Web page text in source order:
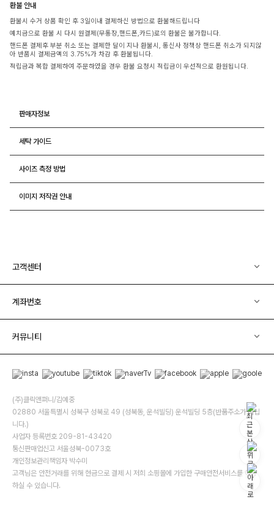
환불 안내
환불시 수거 상품 확인 후 3일이내 결제하신 방법으로 환불해드립니다
예치금으로 환불 시 다시 원결제(무통장,핸드폰,카드)로의 환불은 불가합니다.
핸드폰 결제후 부분 취소 또는 결제한 달이 지나 환불시, 통신사 정책상 핸드폰 취소가 되지않
아 반품시 결제금액의 3.75%가 차감 후 환불됩니다.
적립금과 복합 결제하여 주문하였을 경우 환불 요청시 적립금이 우선적으로 환원됩니다.
판매자정보
세탁 가이드
사이즈 측정 방법
이미지 저작권 안내
고객센터
계좌번호
커뮤니티
(주)클릭앤퍼니/김예중
02880 서울특별시 성북구 성북로 49 (성북동, 운석빌딩) 운석빌딩 5층(반품주소가 아닙
니다.)
사업자 등록번호 209-81-43420
통신판매업신고 서울성북-0073호
개인정보관리책임자 박수미
고객님은 안전거래를 위해 현금으로 결제 시 저희 소핑몰에 가입한 구매안전서비스를 이용
하실 수 있습니다.